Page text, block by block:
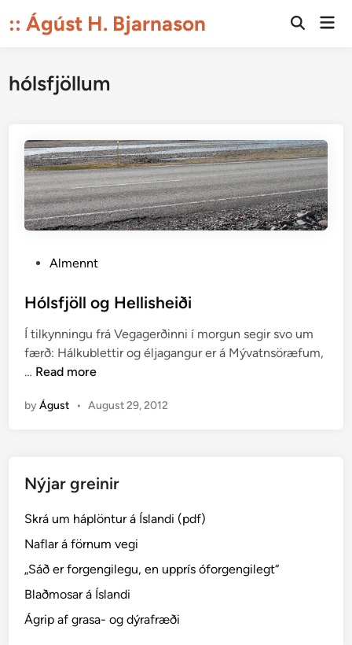
to:: Ágúst H. Bjarnason
Open
hólsfjöllum
s
e
d
i
Almennt
Hólsfjöll og Hellisheiði
Í tilkynningu frá Vegagerðinni í morgun segir svo um
færð: Hálkublettir og éljagangur er á Mývatnsöræfum,
… H
l
ö
l
o
H
e
l
Read more
byÁgust • August 29, 2012
Nýjar greinir
Skrá um háplöntur á Íslandi (pdf)
Naflar á förnum vegi
„Sáð er forgengilegu, en upprís óforgengilegt“
Blaðmosar á Íslandi
Ágrip af grasa- og dýrafræði